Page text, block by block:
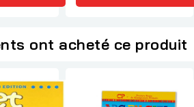
ont acheté ce produit